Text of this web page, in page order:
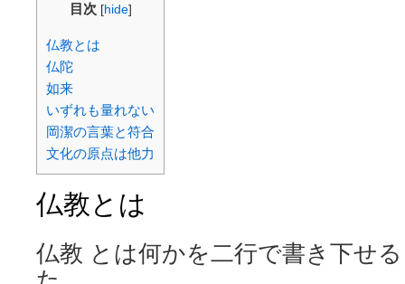
目次 [hide]
仏教とは
仏陀
如来
いずれも量れない
岡潔の言葉と符合
文化の原点は他力
仏教とは
仏教 とは何かを二行で書き下せ